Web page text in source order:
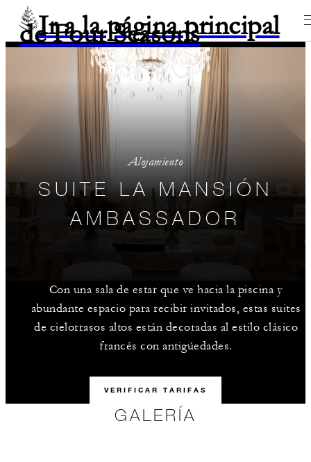
Ir a la página principal
de Four Seasons
Alojamiento
SUITE LA MANSIÓN
AMBASSADOR
Con una sala de estar que ve hacia la piscina y
abundante espacio para recibir invitados, estas suites
de cielorrasos altos están decoradas al estilo clásico
francés con antigüedades.
VERIFICAR TARIFAS
GALERÍA